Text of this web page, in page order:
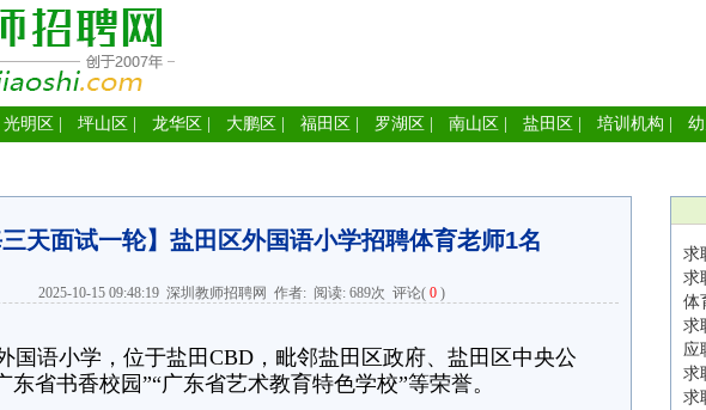
光明区 坪山区 龙华区 大鹏区 福田区 罗湖区 南山区 盐田区 培训机构
三天面试一轮】盐田区外国语小学招聘体育老师1名
2025-10-15 09:48:19 深圳教师招聘网 作者: 阅读: 689次 评论( 0 )
国语小学，位于盐田CBD，毗邻盐田区政府、盐田区中央公
东省书香校园”“广东省艺术教育特色学校”等荣誉。
求
求
体
求
应
求
求